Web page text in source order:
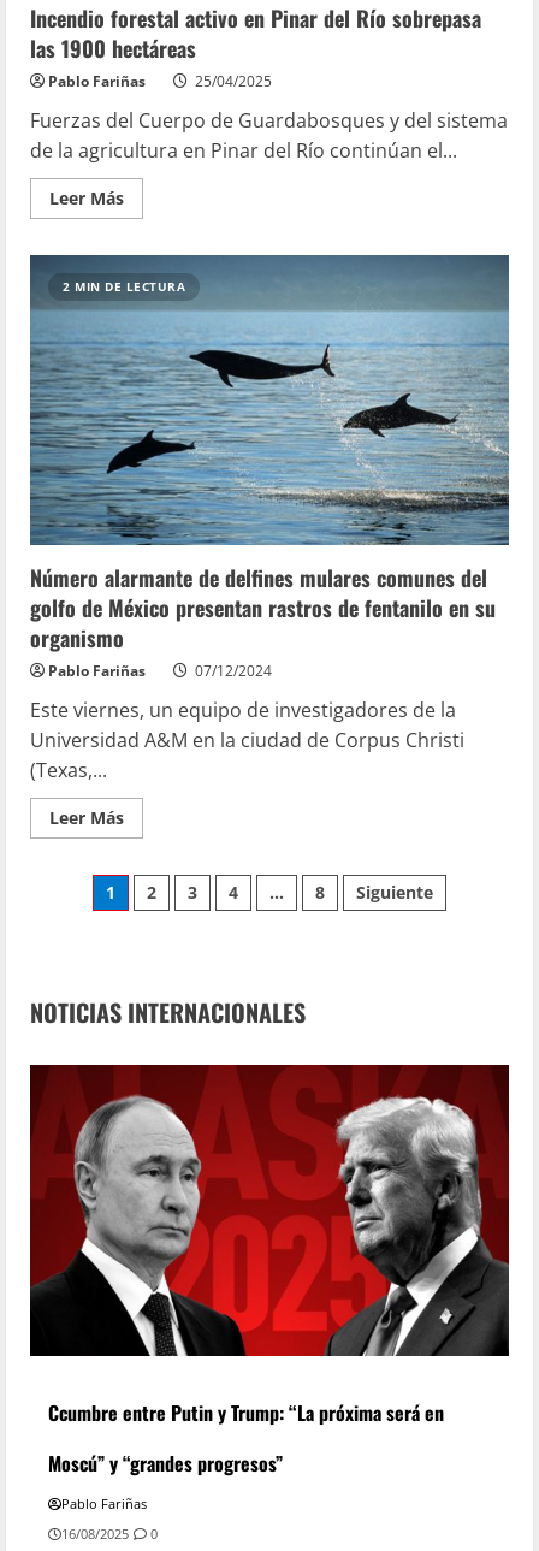
Incendio forestal activo en Pinar del Río sobrepasa
las 1900 hectáreas
Pablo Fariñas 25/04/2025
Fuerzas del Cuerpo de Guardabosques y del sistema
de la agricultura en Pinar del Río continúan el...
Leer Más
2 MIN DE LECTURA
Número alarmante de delfines mulares comunes del
golfo de México presentan rastros de fentanilo en su
organismo
Pablo Fariñas 07/12/2024
Este viernes, un equipo de investigadores de la
Universidad A&M en la ciudad de Corpus Christi
(Texas,...
Leer Más
1 2 3 4 … 8 Siguiente
NOTICIAS INTERNACIONALES
Ccumbre entre Putin y Trump: “La próxima será en
Moscú” y “grandes progresos”
Pablo Fariñas
16/08/2025
0